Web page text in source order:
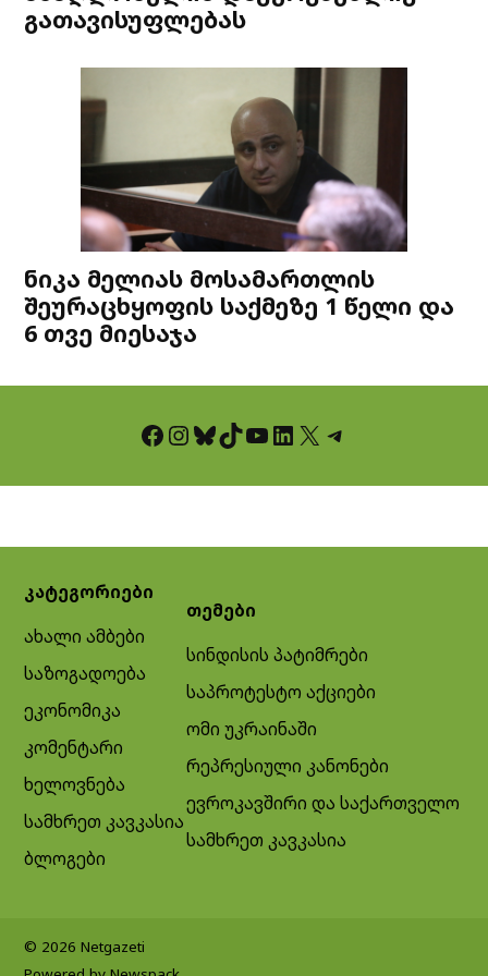
გათავისუფლებას
ნიკა მელიას მოსამართლის
შეურაცხყოფის საქმეზე 1 წელი და
6 თვე მიესაჯა
Facebook InstagramBluesky TikTok YouTube LinkedIn X Telegram
კატეგორიები
ახალი ამბები
საზოგადოება
ეკონომიკა
კომენტარი
ხელოვნება
სამხრეთ კავკასია
ბლოგები
თემები
სინდისის პატიმრები
საპროტესტო აქციები
ომი უკრაინაში
რეპრესიული კანონები
ევროკავშირი და საქართველო
სამხრეთ კავკასია
© 2026 Netgazeti